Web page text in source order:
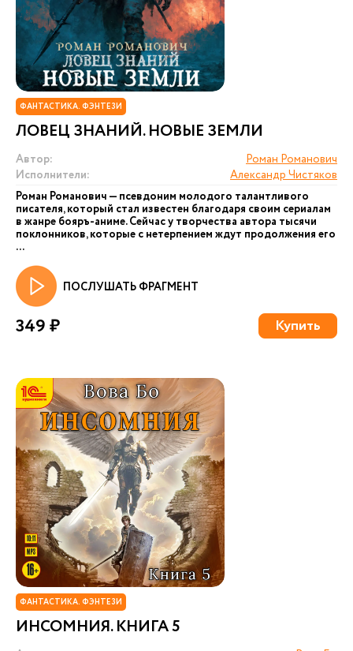
ФАНТАСТИКА. ФЭНТЕЗИ
ЛОВЕЦ ЗНАНИЙ. НОВЫЕ ЗЕМЛИ
Автор:
Роман Романович
Исполнители:
Александр Чистяков
Роман Романович — псевдоним молодого талантливого
писателя, который стал известен благодаря своим сериалам
в жанре бояръ-аниме. Сейчас у творчества автора тысячи
поклонников, которые с нетерпением ждут продолжения его
...
ПОСЛУШАТЬ ФРАГМЕНТ
349 ₽ Купить
ФАНТАСТИКА. ФЭНТЕЗИ
ИНСОМНИЯ. КНИГА 5